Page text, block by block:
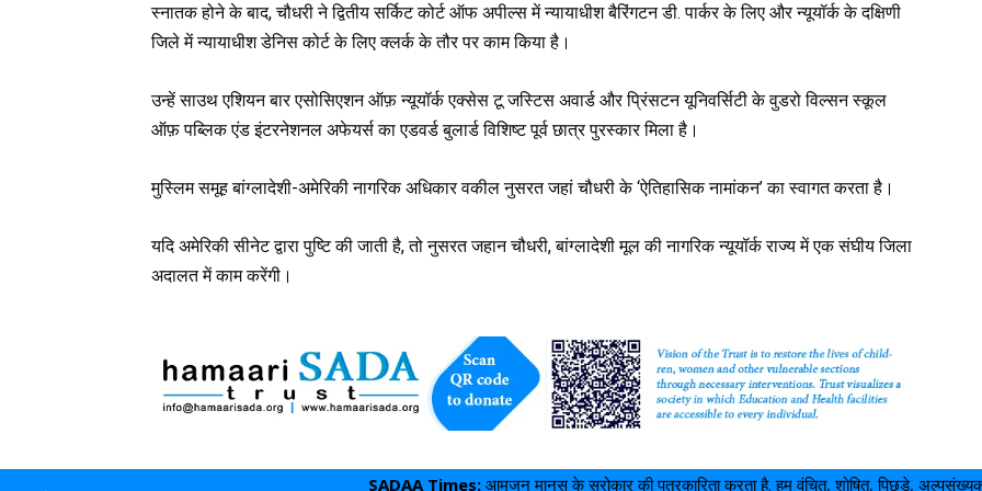
स्नातक होने के बाद, चौधरी ने द्वितीय सर्किट कोर्ट ऑफ अपील्स में न्यायाधीश बैरिंगटन डी. पार्कर के लिए और न्यूयॉर्क के दक्षिणी
जिले में न्यायाधीश डेनिस कोर्ट के लिए क्लर्क के तौर पर काम किया है।
उन्हें साउथ एशियन बार एसोसिएशन ऑफ़ न्यूयॉर्क एक्सेस टू जस्टिस अवार्ड और प्रिंसटन यूनिवर्सिटी के वुडरो विल्सन स्कूल
ऑफ़ पब्लिक एंड इंटरनेशनल अफेयर्स का एडवर्ड बुलार्ड विशिष्ट पूर्व छात्र पुरस्कार मिला है।
मुस्लिम समूह बांग्लादेशी-अमेरिकी नागरिक अधिकार वकील नुसरत जहां चौधरी के ‘ऐतिहासिक नामांकन’ का स्वागत करता है।
यदि अमेरिकी सीनेट द्वारा पुष्टि की जाती है, तो नुसरत जहान चौधरी, बांग्लादेशी मूल की नागरिक न्यूयॉर्क राज्य में एक संघीय जिला
अदालत में काम करेंगी।
SADAA Times: आमजन मानस के सरोकार की पत्रकारिता करता है. हम वंचित, शोषित, पिछड़े,